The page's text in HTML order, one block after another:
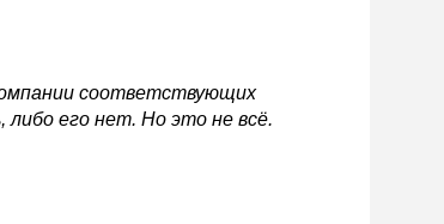
соответствующих
либо его нет. Но это не всё.